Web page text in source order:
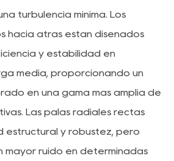
turbulencia mínima. Los
hacia atrás están diseñados
y estabilidad en
media, proporcionando un
en una gama más amplia de
Las palas radiales rectas
estructural y robustez, pero
mayor ruido en determinadas